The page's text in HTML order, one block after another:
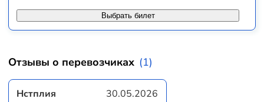
Выбрать билет
Отзывы о перевозчиках (1)
Нстплия 30.05.2026